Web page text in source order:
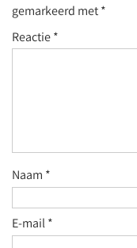
gemarkeerd met*
Reactie*
Naam *
E-mail*